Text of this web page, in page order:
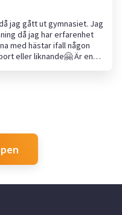
jag gått ut gymnasiet. Jag
då jag har erfarenhet
med hästar ifall någon
eller liknande🤗 Är en